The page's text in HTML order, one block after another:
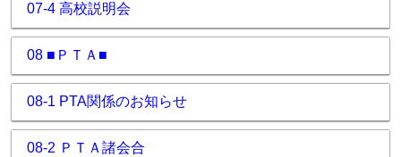
07-4 高校説明会
08 ■ＰＴＡ■
08-1 PTA関係のお知らせ
08-2 ＰＴＡ諸会合